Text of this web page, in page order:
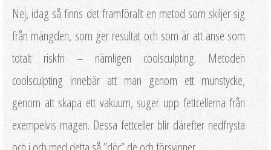
Nej, idag så finns det framförallt en metod som skiljer sig
från mängden, som ger resultat och som är att anse som
totalt riskfri – nämligen coolsculpting. Metoden
coolsculpting innebär att man genom ett munstycke,
genom att skapa ett vakuum, suger upp fettcellerna från
exempelvis magen. Dessa fettceller blir därefter nedfrysta